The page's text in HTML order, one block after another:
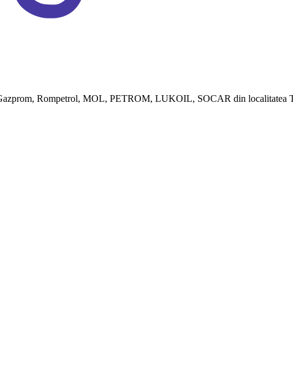
Rompetrol, MOL, PETROM, LUKOIL, SOCAR din localitatea